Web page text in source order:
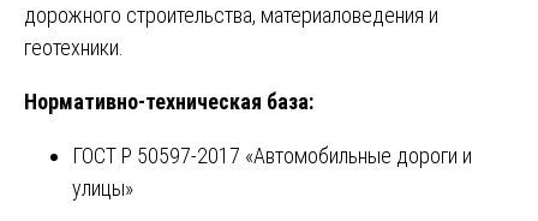
дорожного строительства, материаловедения и
геотехники.
Нормативно-техническая база:
ГОСТ Р 50597-2017 «Автомобильные дороги и
улицы»